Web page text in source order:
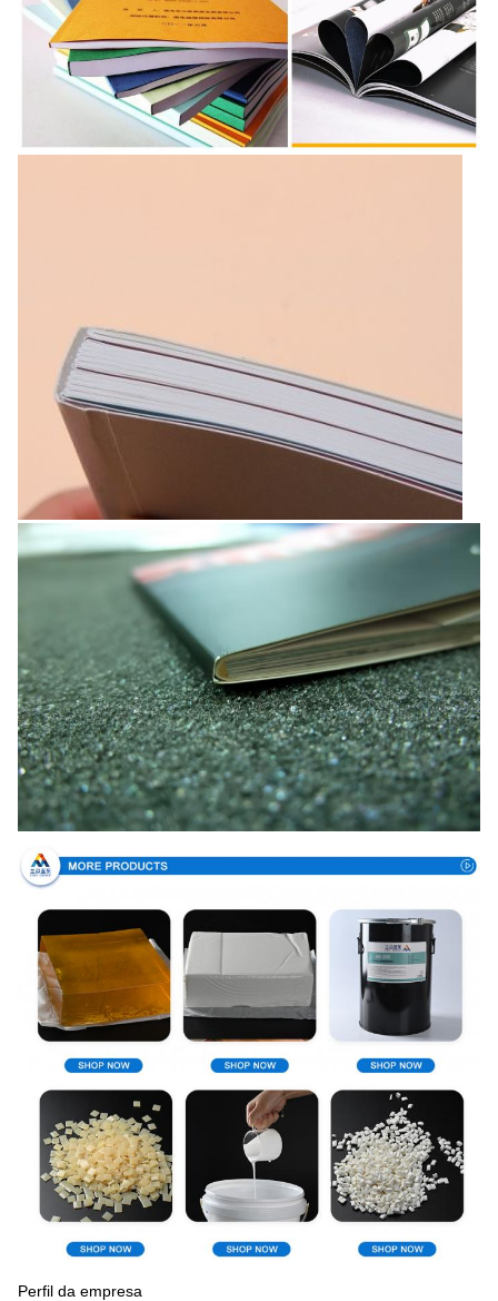
Perfil da empresa